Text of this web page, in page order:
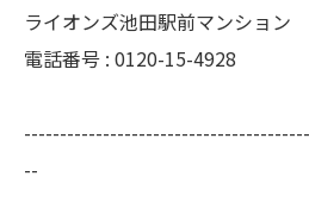
ライオンズ池田駅前マンション
電話番号 : 0120-15-4928
--